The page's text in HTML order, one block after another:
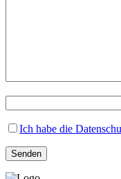
Ich habe die